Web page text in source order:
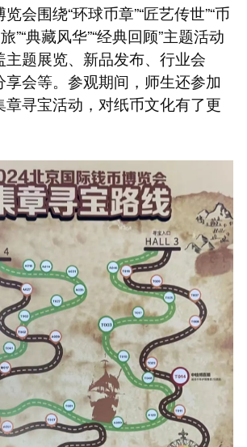
会围绕“环球币章”“匠艺传世”“币
”“典藏风华”“经典回顾”主题活动
主题展览、新品发布、行业会
会等。参观期间，师生还参加
章寻宝活动，对纸币文化有了更